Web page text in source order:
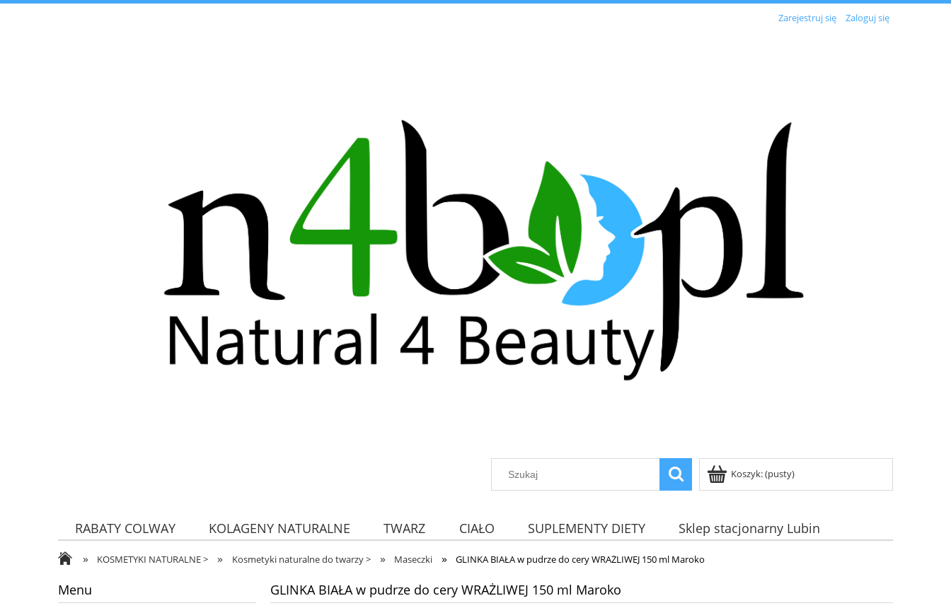
Zarejestruj się Zaloguj się
Koszyk:(pusty)
RABATY COLWAY KOLAGENY NATURALNE TWARZ CIAŁO SUPLEMENTY DIETY
Sklep stacjonarny Lubin
ZDROWA ŻYWNOŚĆ
» KOSMETYKI NATURALNE > » Kosmetyki naturalne do twarzy > » Maseczki » GLINKA BIAŁA w pudrze do cery WRAŻLIWEJ 150 ml Maroko
Menu GLINKA BIAŁA w pudrze do cery WRAŻLIWEJ 150 ml Maroko